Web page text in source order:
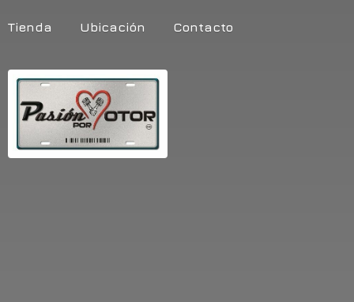
Tienda Ubicación Contacto